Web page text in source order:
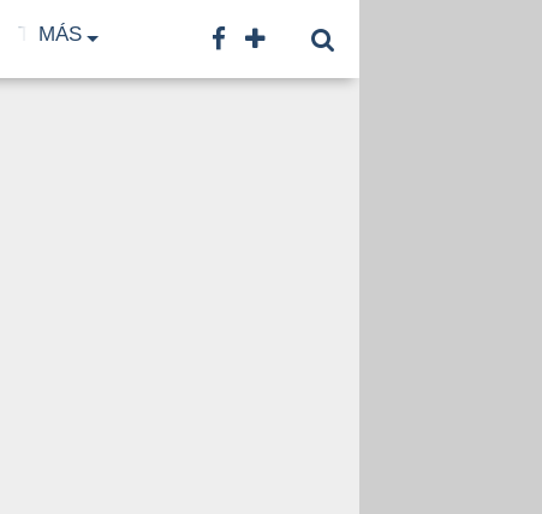
TF TNA CONTACTO
MÁS